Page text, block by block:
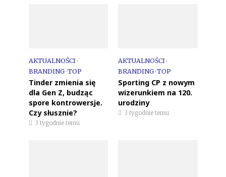
AKTUALNOŚCI•
BRANDING•TOP
Tinder zmienia się
dla Gen Z, budząc
spore kontrowersje.
Czy słusznie?
3 tygodnie temu
AKTUALNOŚCI•
BRANDING•TOP
Sporting CP z nowym
wizerunkiem na 120.
urodziny
3 tygodnie temu